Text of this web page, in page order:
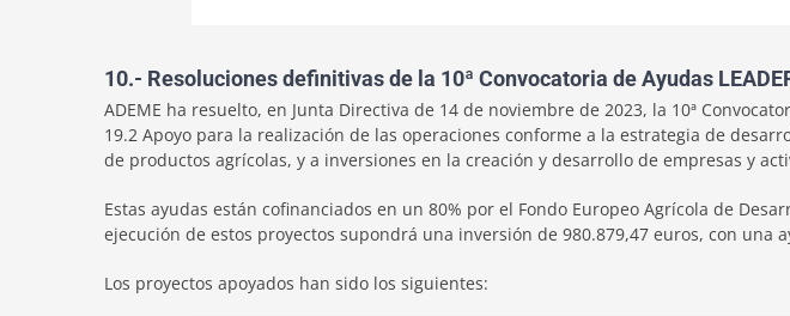
10.- Resoluciones definitivas de la 10ª Convocatoria de Ayudas
ADEME ha resuelto, en Junta Directiva de 14 de noviembre de 2023, la 10ª
19.2 Apoyo para la realización de las operaciones conforme a la estrategia de
de productos agrícolas, y a inversiones en la creación y desarrollo de empresas y
Estas ayudas están cofinanciados en un 80% por el Fondo Europeo Agrícola de
ejecución de estos proyectos supondrá una inversión de 980.879,47 euros, con una
Los proyectos apoyados han sido los siguientes: